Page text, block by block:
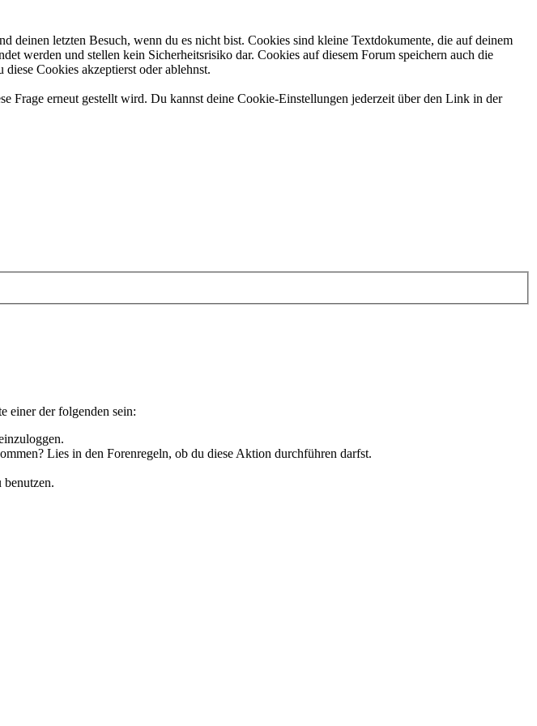
letzten Besuch, wenn du es nicht bist. Cookies sind kleine Textdokumente, die auf deinem
werden und stellen kein Sicherheitsrisiko dar. Cookies auf diesem Forum speichern auch die
Cookies akzeptierst oder ablehnst.
Frage erneut gestellt wird. Du kannst deine Cookie-Einstellungen jederzeit über den Link in der
einer der folgenden sein:
Lies in den Forenregeln, ob du diese Aktion durchführen darfst.
benutzen.